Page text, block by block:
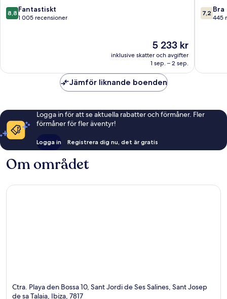
New
Opening
Talaia
8.8
av
8,8 Fantastiskt
1 005 recensioner
Priset
5 233 kr
5 233 kr
inklusive skatter och avgifter
1 sep. – 2 sep.
de
sa
7.2
av
7,2 Bra
445
Jämför liknande boenden
Logga in för att se aktuella rabatter och förmåner. Fler
förmåner för fler äventyr!
Logga in Registrera dig nu, det är gratis
Om området
Ctra. Playa den Bossa 10, Sant Jordi de Ses Salines, Sant Josep
de sa Talaia, Ibiza, 7817